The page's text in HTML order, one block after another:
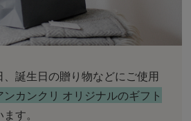
誕生日の贈り物などにご使用
ンカンクリ オリジナルのギフト
す。